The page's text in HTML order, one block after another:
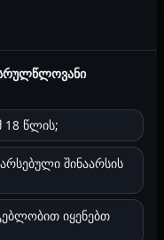
დამთავრებული,
ძლიერი ვარ
18 წლის;
შინაარსის
იყენებთ